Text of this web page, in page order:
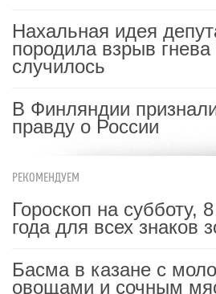
Нахальная идея
породила взрыв
случилось
В Финляндии
правду о России
РЕКОМЕНДУЕМ
Гороскоп на субботу,
года для всех знаков
Басма в казане с
овощами и сочным